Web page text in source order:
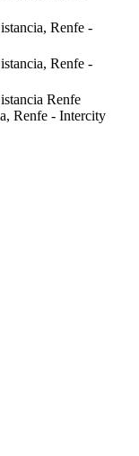
Renfe -
Renfe -
Renfe
Renfe - Intercity
contributors